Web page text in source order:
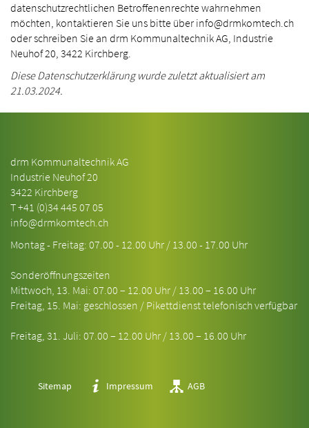
datenschutzrechtlichen Betroffenenrechte wahrnehmen
möchten, kontaktieren Sie uns bitte über info@drmkomtech.ch
oder schreiben Sie an drm Kommunaltechnik AG, Industrie
Neuhof 20, 3422 Kirchberg.
Diese Datenschutzerklärung wurde zuletzt aktualisiert am
21.03.2024.
drm Kommunaltechnik AG
Industrie Neuhof 20
3422 Kirchberg
T+41 (0)34 445 07 05
info@drmkomtech.ch
Montag - Freitag: 07.00 - 12.00 Uhr / 13.00 - 17.00 Uhr
Sonderöffnungszeiten
Mittwoch, 13. Mai: 07.00 – 12.00 Uhr / 13.00 – 16.00 Uhr
Freitag, 15. Mai: geschlossen / Pikettdienst telefonisch verfügbar
Freitag, 31. Juli: 07.00 – 12.00 Uhr / 13.00 – 16.00 Uhr
Sitemap Impressum AGB